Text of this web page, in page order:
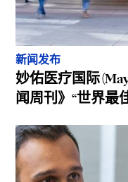
新闻发布
妙佑医疗国际
闻周刊》“世界最